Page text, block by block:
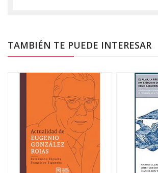
TAMBIÉN TE PUEDE INTERESAR